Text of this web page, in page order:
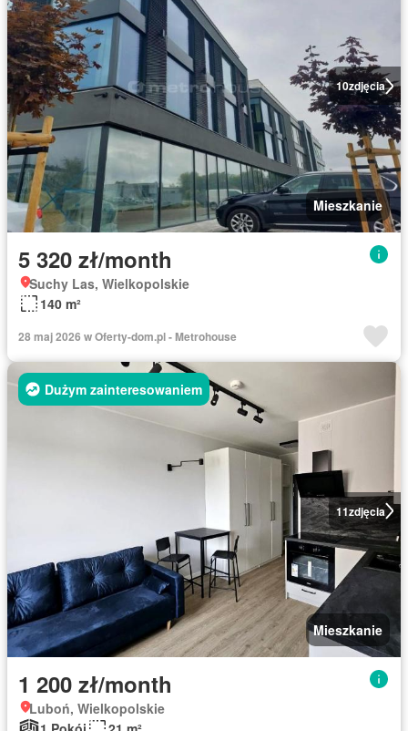
10zdjęcia
Mieszkanie
5 320 zł/month
Suchy Las, Wielkopolskie
140 m²
28 maj 2026 w Oferty-dom.pl - Metrohouse
11zdjęcia
Dużym zainteresowaniem
Mieszkanie
1 200 zł/month
Luboń, Wielkopolskie